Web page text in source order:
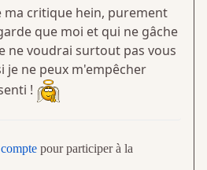
ma critique hein, purement
que moi et qui ne gâche
ne voudrai surtout pas vous
je ne peux m'empêcher
!
pour participer à la